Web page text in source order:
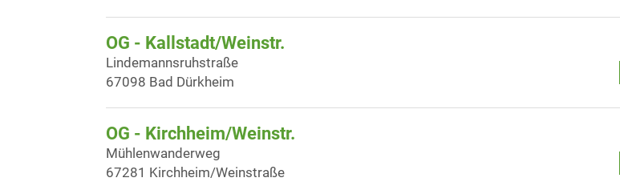
OG - Kallstadt/Weinstr.
Lindemannsruhstraße
67098 Bad Dürkheim
OG - Kirchheim/Weinstr.
Mühlenwanderweg
67281 Kirchheim/Weinstraße